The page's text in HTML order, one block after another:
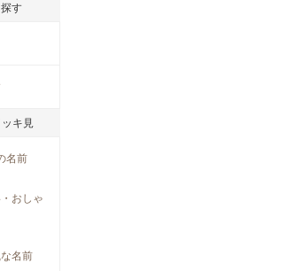
す
キ見
名前
おしゃ
名前